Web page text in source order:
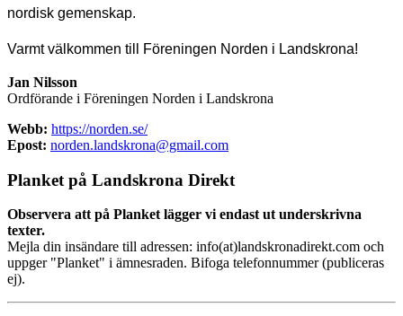
nordisk gemenskap.
Varmt välkommen till Föreningen Norden i Landskrona!
Jan Nilsson
Ordförande i Föreningen Norden i Landskrona
Webb: https://norden.se/
Epost: norden.landskrona@gmail.com
Planket på Landskrona Direkt
Observera att på Planket lägger vi endast ut underskrivna
texter.
Mejla din insändare till adressen: info(at)landskronadirekt.com och
uppger "Planket" i ämnesraden. Bifoga telefonnummer (publiceras
ej).